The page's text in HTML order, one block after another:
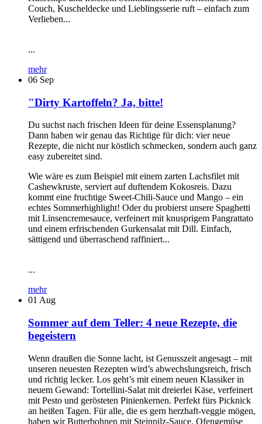
Couch, Kuscheldecke und Lieblingsserie ruft – einfach zum
Verlieben...
...
mehr
06 Sep
"Dirty Kartoffeln? Ja, bitte!
Du suchst nach frischen Ideen für deine Essensplanung?
Dann haben wir genau das Richtige für dich: vier neue
Rezepte, die nicht nur köstlich schmecken, sondern auch ganz
easy zubereitet sind.
Wie wäre es zum Beispiel mit einem zarten Lachsfilet mit
Cashewkruste, serviert auf duftendem Kokosreis. Dazu
kommt eine fruchtige Sweet-Chili-Sauce und Mango – ein
echtes Sommerhighlight! Oder du probierst unsere Spaghetti
mit Linsencremesauce, verfeinert mit knusprigem Pangrattato
und einem erfrischenden Gurkensalat mit Dill. Einfach,
sättigend und überraschend raffiniert...
...
mehr
01 Aug
Sommer auf dem Teller: 4 neue Rezepte, die
begeistern
Wenn draußen die Sonne lacht, ist Genusszeit angesagt – mit
unseren neuesten Rezepten wird’s abwechslungsreich, frisch
und richtig lecker. Los geht’s mit einem neuen Klassiker in
neuem Gewand: Tortellini-Salat mit dreierlei Käse, verfeinert
mit Pesto und gerösteten Pinienkernen. Perfekt fürs Picknick
an heißen Tagen. Für alle, die es gern herzhaft-veggie mögen,
haben wir Butterbohnen mit Steinpilz-Sauce, Ofengemüse